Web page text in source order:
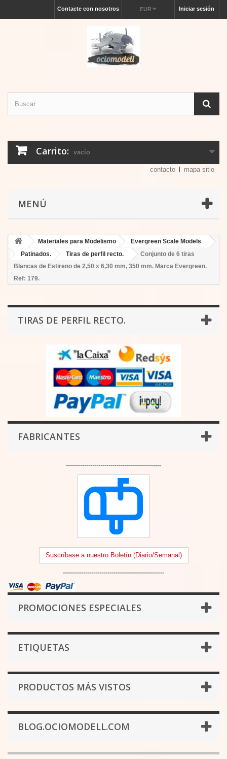
Iniciar sesión
EUR
Contacte con nosotros
Carrito: vacío
contacto mapa sitio
MENÚ
Materiales para Modelismo
Evergreen Scale Models
Patinados.
Tiras de perfil recto.
Conjunto de 6 tiras
Blancas de Estireno de 2,50 x 6,30 mm, 350 mm. Marca Evergreen.
Ref: 179.
TIRAS DE PERFIL RECTO.
FABRICANTES
-----------------------------------------------
Suscríbase a nuestro Boletín (Diario/Semanal)
--------------------------------------------------
PROMOCIONES ESPECIALES
ETIQUETAS
PRODUCTOS MÁS VISTOS
BLOG.OCIOMODELL.COM